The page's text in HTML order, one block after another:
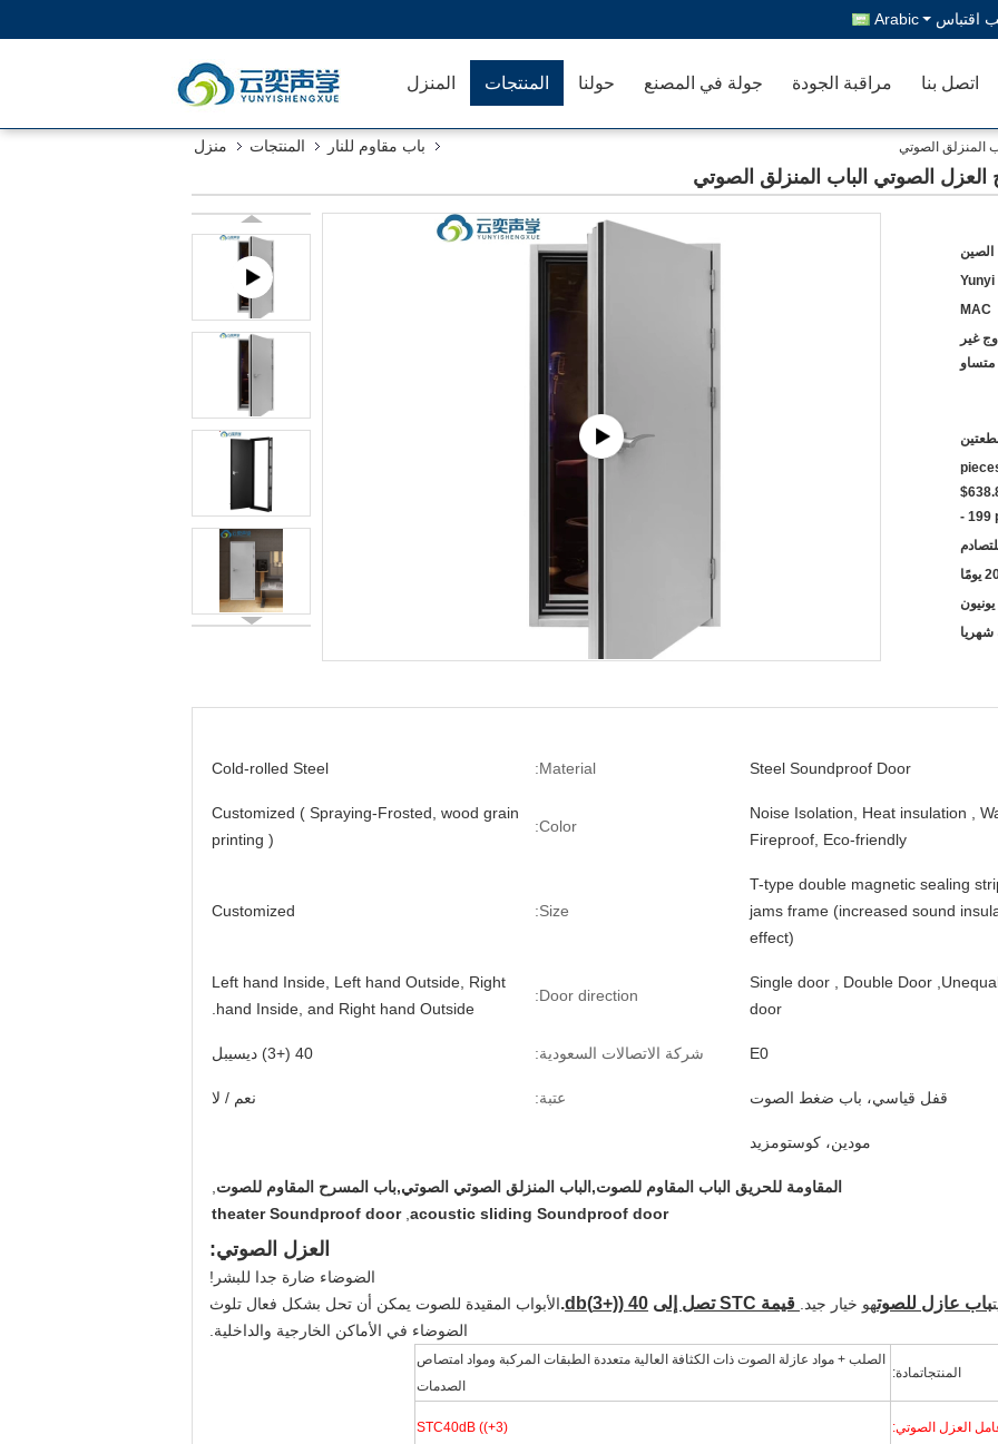
اقتباس Arabic
المنزل المنتجات حولنا جولة في المصنع مراقبة الجودة اتصل بنا
منزل المنتجات باب مقاوم للنار
الصين
MAC
غير
متساو
$723.60~$800 2 - 49
- 199
Steel Soundproof Door
Material:
Cold-rolled Steel
Noise Isolation, Heat insulation ,
Fireproof, Eco-friendly
Color:
Customized ( Spraying-Frosted, wood grain
printing )
T-type double magnetic sealing
jams frame (increased sound
effect)
Size:
Customized
Single door , Double Door
door
Door direction:
Left hand Inside, Left hand Outside, Right
hand Inside, and Right hand Outside.
E0 شركة الاتصالات السعودية: 40 (+3) ديسيبل
قفل قياسي، باب ضغط الصوت عتبة: نعم / لا
مودين، كوستومزيد
المقاومة للحريق الباب المقاوم للصوت,الباب المنزلق الصوتي الصوتي,باب المسرح المقاوم للصوت
acoustic sliding Soundproof door
,
theater Soundproof door
العزل الصوتي:
الضوضاء ضارة جدا للبشر!
باب عازل للصوتهو خيار جيد. قيمة STC تصل إلى 40 ((+3)db
.الأبواب المقيدة للصوت يمكن أن تحل بشكل فعال تلوث
الضوضاء في الأماكن الخارجية والداخلية.
المنتجاتمادة:
الصلب + مواد عازلة الصوت ذات الكثافة العالية متعددة الطبقات المركبة ومواد امتصاص
الصدمات
العزل الصوتي: STC40dB ((+3)